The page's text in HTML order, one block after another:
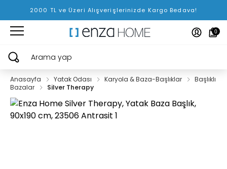
2000 TL ve Üzeri Alışverişlerinizde Kargo Bedava!
0
Arama yap
Anasayfa Yatak Odası Karyola & Baza-Başlıklar
Başlıklı
Bazalar
Silver Therapy